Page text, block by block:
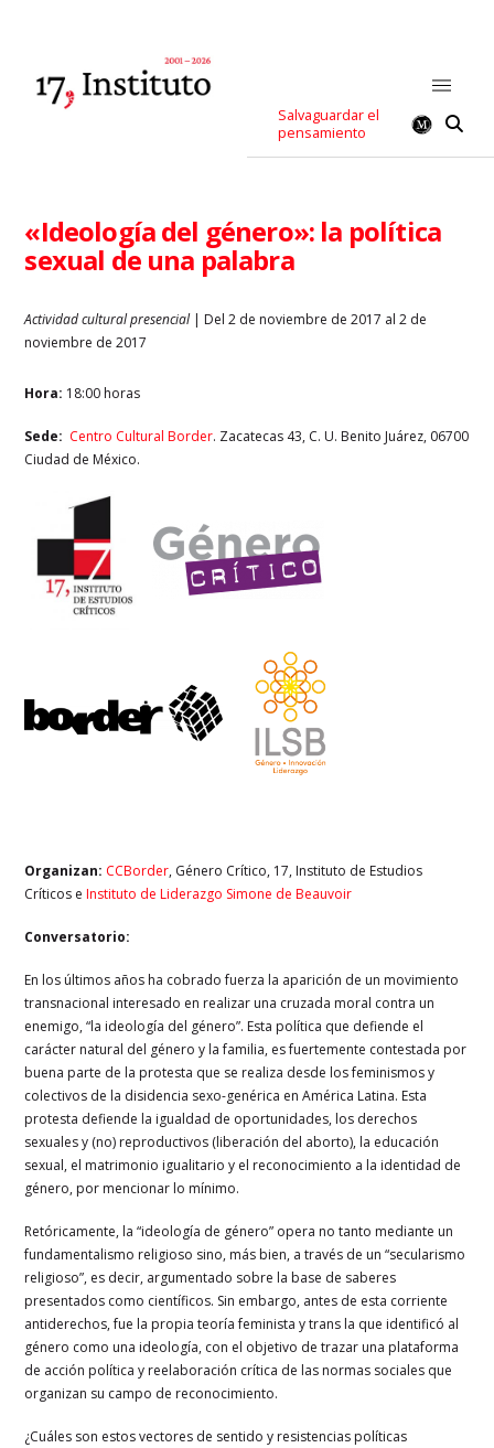
Salvaguardar el
pensamiento
«Ideología del género»: la política
sexual de una palabra
Actividad cultural presencial| Del 2 de noviembre de 2017 al 2 de
noviembre de 2017
Hora: 18:00 horas
Sede: Centro Cultural Border. Zacatecas 43, C. U. Benito Juárez, 06700
Ciudad de México.
Organizan: CCBorder, Género Crítico, 17, Instituto de Estudios
Críticos eInstituto de Liderazgo Simone de Beauvoir
Conversatorio:
En los últimos años ha cobrado fuerza la aparición de un movimiento
transnacional interesado en realizar una cruzada moral contra un
enemigo, “la ideología del género”. Esta política que defiende el
carácter natural del género y la familia, es fuertemente contestada por
buena parte de la protesta que se realiza desde los feminismos y
colectivos de la disidencia sexo-genérica en América Latina. Esta
protesta defiende la igualdad de oportunidades, los derechos
sexuales y (no) reproductivos (liberación del aborto), la educación
sexual, el matrimonio igualitario y el reconocimiento a la identidad de
género, por mencionar lo mínimo.
Retóricamente, la “ideología de género” opera no tanto mediante un
fundamentalismo religioso sino, más bien, a través de un “secularismo
religioso”, es decir, argumentado sobre la base de saberes
presentados como científicos. Sin embargo, antes de esta corriente
antiderechos, fue la propia teoría feminista y trans la que identificó al
género como una ideología, con el objetivo de trazar una plataforma
de acción política y reelaboración crítica de las normas sociales que
organizan su campo de reconocimiento.
¿Cuáles son estos vectores de sentido y resistencias políticas